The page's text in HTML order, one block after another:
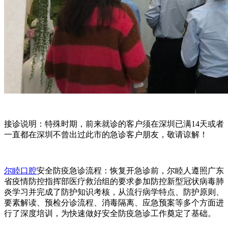
接诊说明：特殊时期，前来就诊的客户须在深圳已满14天或者
一直都在深圳不曾出过此市的急诊客户朋友，敬请谅解！
尔睦口腔安全防疫急诊流程：恢复开急诊前，尔睦人遵照广东
省疫情防控指挥部医疗救治组的要求参加防控新型冠状病毒肺
炎学习并完成了防护知识考核，从流行病学特点、防护原则、
要素解读、预检分诊流程、消毒隔离、应急预案等多个方面进
行了深度培训，为快速做好安全防疫急诊工作奠定了基础。